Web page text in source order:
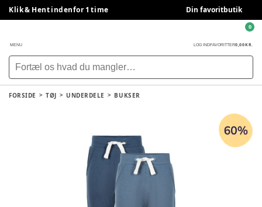
Klik & Hent indenfor 1 time Din favoritbutik
MENU LOG INDFAVORITTER0,00 KR.
0
FORSIDE TØJ UNDERDELE BUKSER